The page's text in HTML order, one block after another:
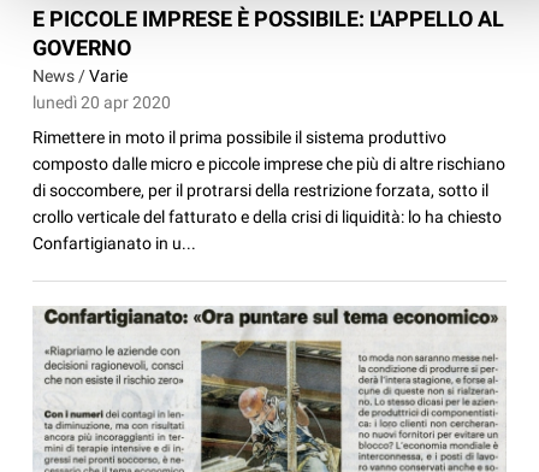
E PICCOLE IMPRESE È POSSIBILE: L'APPELLO AL
GOVERNO
News /Varie
lunedì 20 apr 2020
Rimettere in moto il prima possibile il sistema produttivo
composto dalle micro e piccole imprese che più di altre rischiano
di soccombere, per il protrarsi della restrizione forzata, sotto il
crollo verticale del fatturato e della crisi di liquidità: lo ha chiesto
Confartigianato in u...